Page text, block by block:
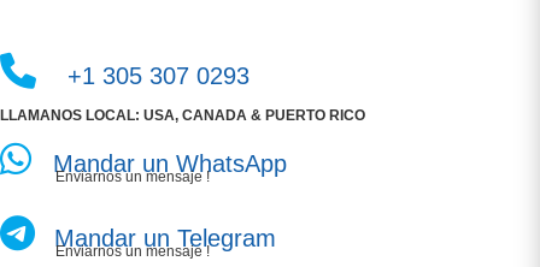
+1 305 307 0293
LLAMANOS LOCAL: USA, CANADA & PUERTO RICO
Mandar un WhatsApp
Enviarnos un mensaje !
Mandar un Telegram
Enviarnos un mensaje !